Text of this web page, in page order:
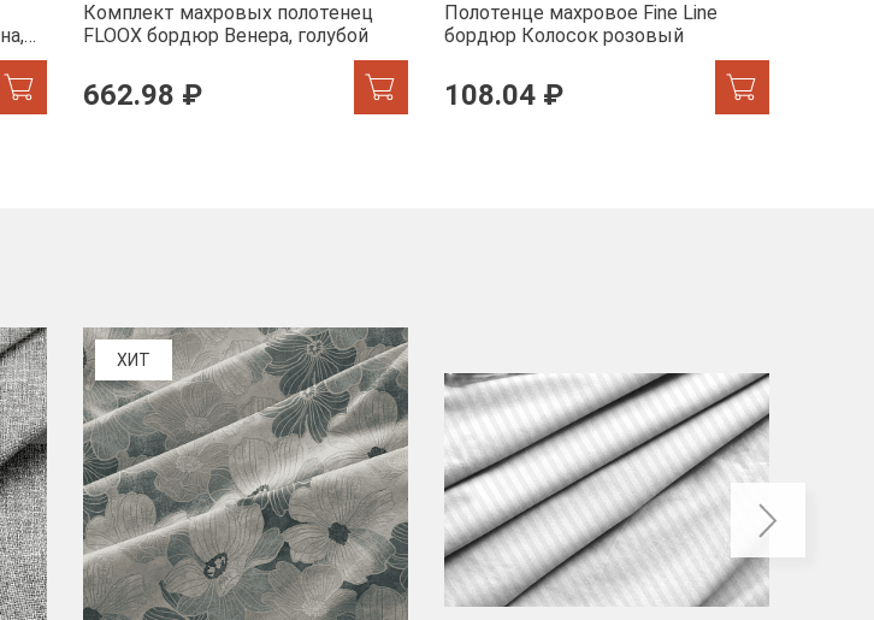
Комплект махровых полотенец
FLOOX бордюр Венера, голубой
662.98 ₽
Полотенце махровое Fine Line
бордюр Колосок розовый
108.04 ₽
ХИТ